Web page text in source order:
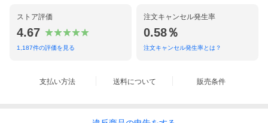
ストア評価
4.67
1,187件の評価を見る
注文キャンセル発生率
0.58％
注文キャンセル発生率とは？
支払い方法 送料について 販売条件